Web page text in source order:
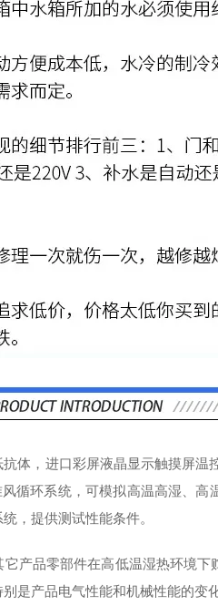
体，进口彩屏液晶显示触摸屏温
循环系统，可模拟高温高湿、高
，提供测试性能条件。
产品零部件在高低温湿热环境
是产品电气性能和机械性能的变